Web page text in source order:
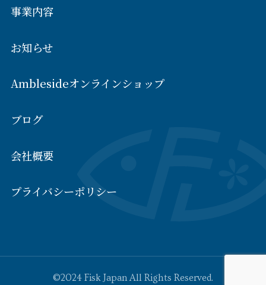
事業内容
お知らせ
Amblesideオンラインショップ
ブログ
会社概要
プライバシーポリシー
©2024 Fisk Japan All Rights Reserved.